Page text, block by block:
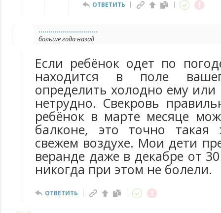
ОТВЕТИТЬ
..............................
больше года назад
Если ребёнок одет по
находится в поле
определить холодно ему или
нетрудно. Свекровь
ребёнок в марте месяце
балконе, это точно такая
свежем воздухе. Мои дети
веранде даже в декабре от
никогда при этом не болели.
ОТВЕТИТЬ